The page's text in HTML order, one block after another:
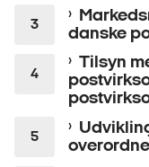
danske
Tilsyn